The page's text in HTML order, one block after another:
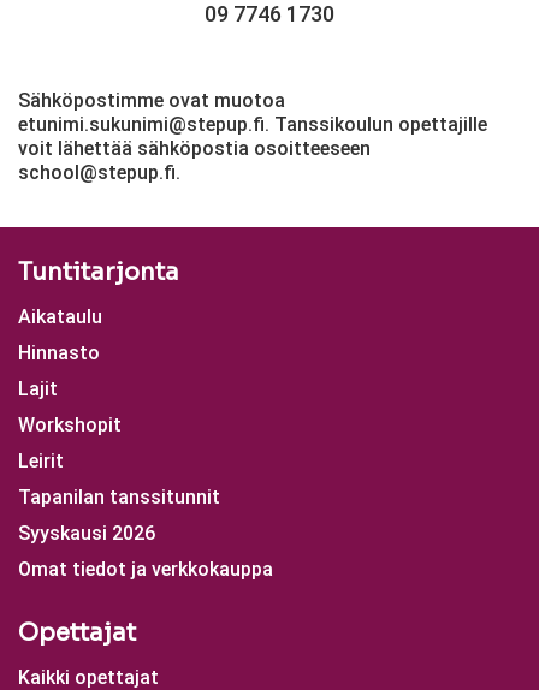
09 7746 1730
Sähköpostimme ovat muotoa
etunimi.sukunimi@stepup.fi. Tanssikoulun opettajille
voit lähettää sähköpostia osoitteeseen
school@stepup.fi.
Tuntitarjonta
Aikataulu
Hinnasto
Lajit
Workshopit
Leirit
Tapanilan tanssitunnit
Syyskausi 2026
Omat tiedot ja verkkokauppa
Opettajat
Kaikki opettajat